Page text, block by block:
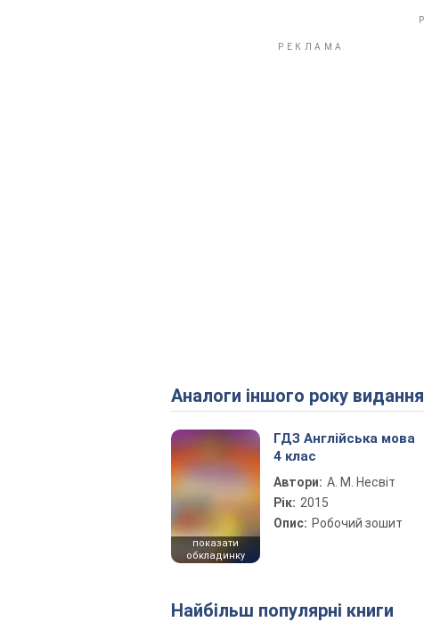
Аналоги іншого року видання
показати
обкладинку
ГДЗ Англійська мова
4 клас
Автори: А. М. Несвіт
Рік: 2015
Опис: Робочий зошит
Найбільш популярні книги